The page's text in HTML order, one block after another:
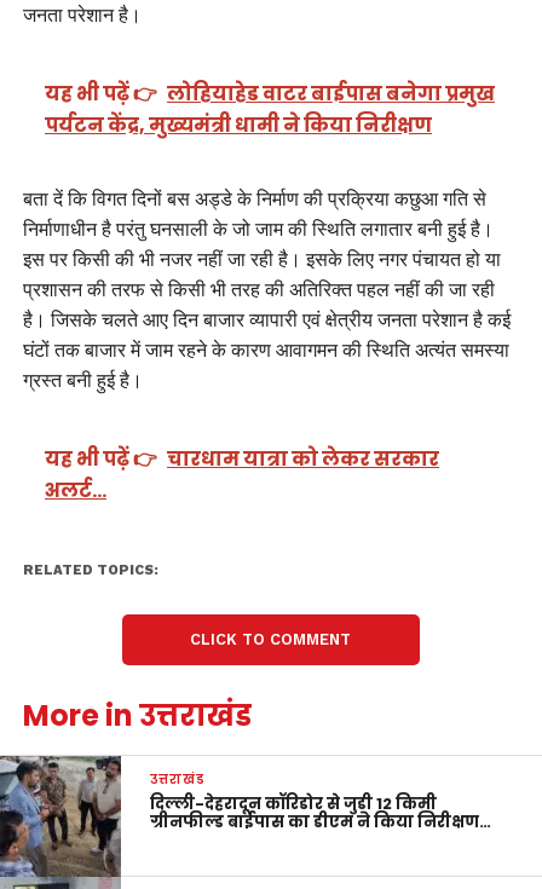
जनता परेशान है।
यह भी पढ़ें 👉 लोहियाहेड वाटर बाईपास बनेगा प्रमुख
पर्यटन केंद्र, मुख्यमंत्री धामी ने किया निरीक्षण
बता दें कि विगत दिनों बस अड्डे के निर्माण की प्रक्रिया कछुआ गति से
निर्माणाधीन है परंतु घनसाली के जो जाम की स्थिति लगातार बनी हुई है।
इस पर किसी की भी नजर नहीं जा रही है। इसके लिए नगर पंचायत हो या
प्रशासन की तरफ से किसी भी तरह की अतिरिक्त पहल नहीं की जा रही
है। जिसके चलते आए दिन बाजार व्यापारी एवं क्षेत्रीय जनता परेशान है कई
घंटों तक बाजार में जाम रहने के कारण आवागमन की स्थिति अत्यंत समस्या
ग्रस्त बनी हुई है।
यह भी पढ़ें 👉 चारधाम यात्रा को लेकर सरकार
अलर्ट…
RELATED TOPICS:
CLICK TO COMMENT
More in उत्तराखंड
उत्तराखंड
दिल्ली-देहरादून कॉरिडोर से जुड़ी 12 किमी
ग्रीनफील्ड बाईपास का डीएम ने किया निरीक्षण…